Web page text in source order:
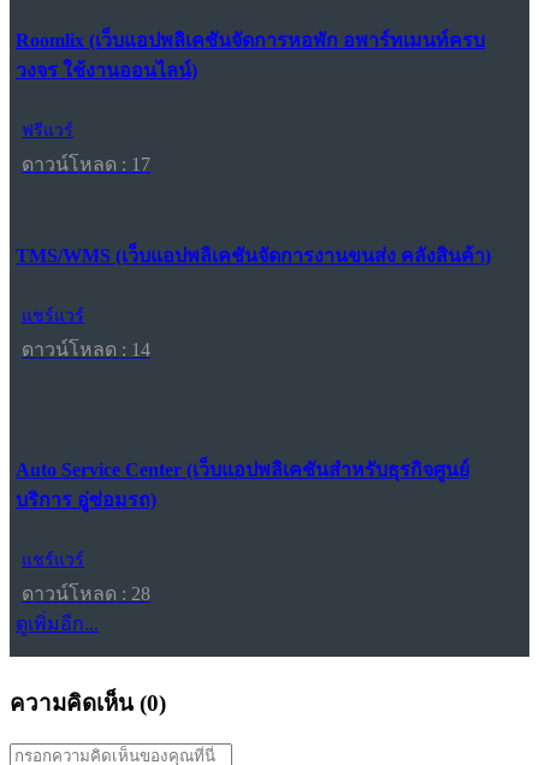
Roomlix (เว็บแอปพลิเคชันจัดการหอพัก อพาร์ทเมนท์ครบ
วงจร ใช้งานออนไลน์)
ฟรีแวร์
ดาวน์โหลด : 17
TMS/WMS (เว็บแอปพลิเคชันจัดการงานขนส่ง คลังสินค้า)
แชร์แวร์
ดาวน์โหลด : 14
Auto Service Center (เว็บแอปพลิเคชันสำหรับธุรกิจศูนย์
บริการ อู่ซ่อมรถ)
แชร์แวร์
ดาวน์โหลด : 28
ดูเพิ่มอีก...
ความคิดเห็น (0)